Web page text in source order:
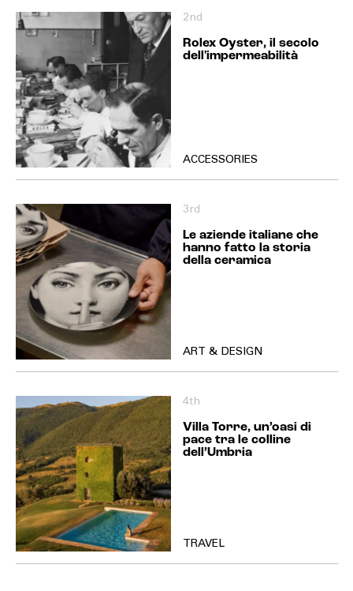
2nd
Rolex Oyster, il secolo
dell'impermeabilità
ACCESSORIES
3rd
Le aziende italiane che
hanno fatto la storia
della ceramica
ART & DESIGN
4th
Villa Torre, un’oasi di
pace tra le colline
dell’Umbria
TRAVEL